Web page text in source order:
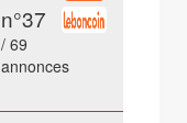
n°37
/ 69
annonces